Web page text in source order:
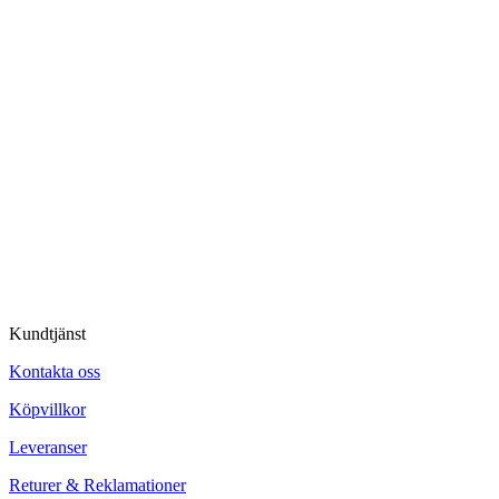
Kundtjänst
Kontakta oss
Köpvillkor
Leveranser
Returer & Reklamationer